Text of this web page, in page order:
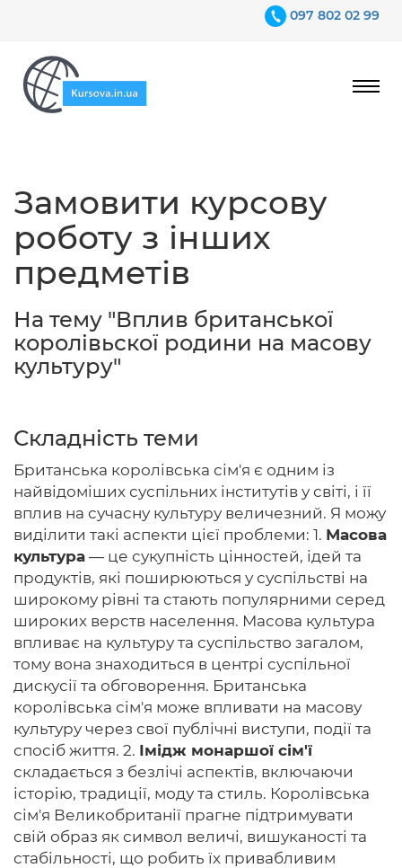
097 802 02 99
Замовити курсову
роботу з інших
предметів
На тему "Вплив британської
королівьскої родини на масову
культуру"
Складність теми
Британська королівська сім'я є одним із
найвідоміших суспільних інститутів у світі, і її
вплив на сучасну культуру величезний. Я можу
виділити такі аспекти цієї проблеми: 1. Масова
культура — це сукупність цінностей, ідей та
продуктів, які поширюються у суспільстві на
широкому рівні та стають популярними серед
широких верств населення. Масова культура
впливає на культуру та суспільство загалом,
тому вона знаходиться в центрі суспільної
дискусії та обговорення. Британська
королівська сім'я може впливати на масову
культуру через свої публічні виступи, події та
спосіб життя. 2. Імідж монаршої сім'ї
складається з безлічі аспектів, включаючи
історію, традиції, моду та стиль. Королівська
сім'я Великобританії прагне підтримувати
свій образ як символ величі, вишуканості та
стабільності, що робить їх привабливим
Гарантії
Відгуки
Контакти
Головна
Авторам
Умови
Вхiд